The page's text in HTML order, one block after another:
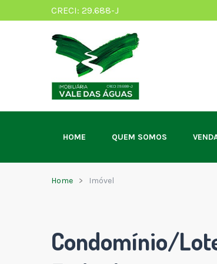
CRECI: 29.688-J
HOME QUEM SOMOS
Home Imóvel
Condomínio/